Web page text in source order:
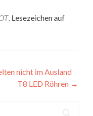
. Lesezeichen auf
nicht im Ausland
T8 LED Röhren →